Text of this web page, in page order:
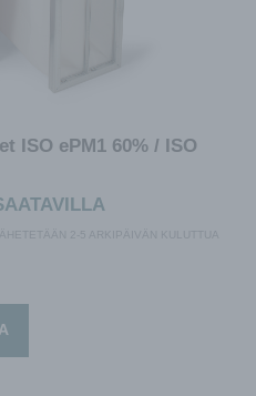
ISO ePM1 60% / ISO
2-5 ARKIPÄIVÄN KULUTTUA